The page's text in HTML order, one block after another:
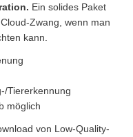
Ein solides Paket
Zwang, wenn man
kann.
Tiererkennung
möglich
von Low-Quality-